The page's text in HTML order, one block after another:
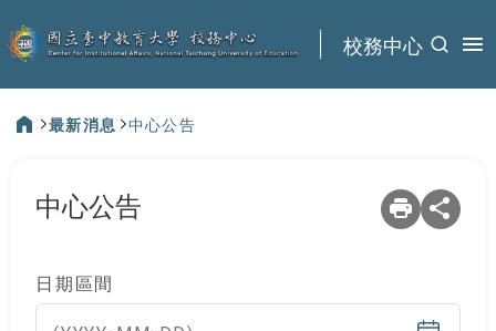
校務中心
最新消息 中心公告
中心公告
日期區間